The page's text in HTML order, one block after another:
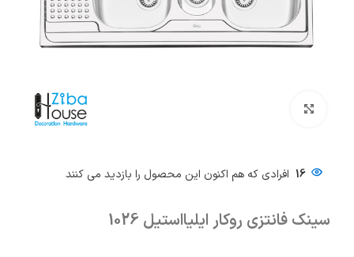
16 افرادی که هم اکنون این محصول را بازدید می کنند
سینک فانتزی روکار ایلیااستیل 1026